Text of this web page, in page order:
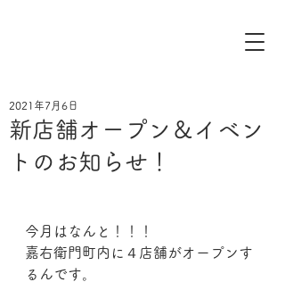
新店舗オープン＆イベン
トのお知らせ！
2021年7月6日
今月はなんと！！！
嘉右衛門町内に４店舗がオープンす
るんです。